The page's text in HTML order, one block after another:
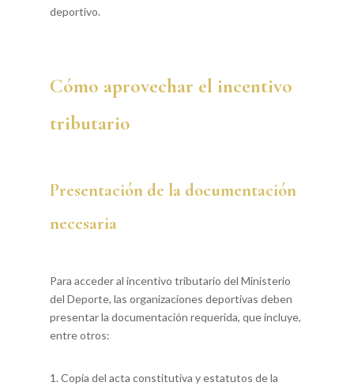
deportivo.
Cómo aprovechar el incentivo
tributario
Presentación de la documentación
necesaria
Para acceder al incentivo tributario del Ministerio
del Deporte, las organizaciones deportivas deben
presentar la documentación requerida, que incluye,
entre otros:
Copia del acta constitutiva y estatutos de la